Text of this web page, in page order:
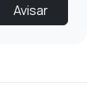
Avisar